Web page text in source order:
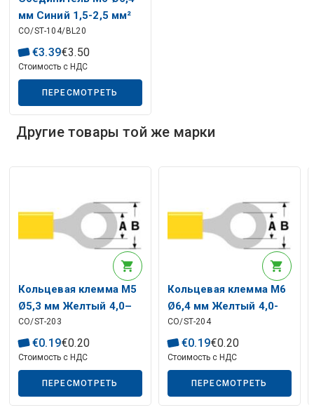
Описание искусственного интеллекта
мм Синий 1,5-2,5 мм²
(ST-104) RoHS
CO/ST-104/BL20
€3.39€3.50
Стоимость с НДС
ПЕРЕСМОТРЕТЬ
Другие товары той же марки
Кольцевая клемма M5
Ø5,3 мм Желтый 4,0–
6,0 мм² (ST-203) RoHS
CO/ST-203
€0.19€0.20
Стоимость с НДС
ПЕРЕСМОТРЕТЬ
Кольцевая клемма M6
Ø6,4 мм Желтый 4,0-
6,0 мм² (ST-204) RoHS
CO/ST-204
€0.19€0.20
Стоимость с НДС
ПЕРЕСМОТРЕТЬ